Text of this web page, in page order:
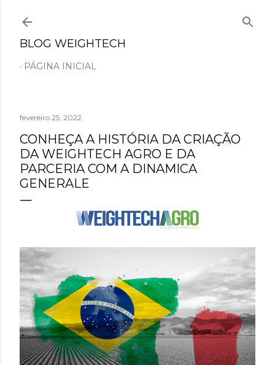
BLOG WEIGHTECH
PÁGINA INICIAL
fevereiro 25, 2022
CONHEÇA A HISTÓRIA DA CRIAÇÃO
DA WEIGHTECH AGRO E DA
PARCERIA COM A DINAMICA
GENERALE